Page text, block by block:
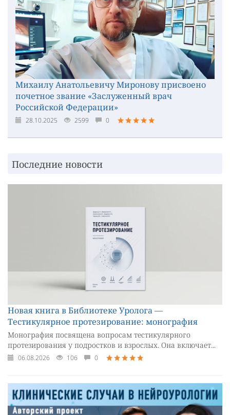
Михаилу Анатольевичу Миронову присвоено
почетное звание «Заслуженный врач
Российской Федерации»
28.10.2025 2599 0
Последние новости
Новая книга в Библиотеке Уролога —
Тестикулярное протезирование: монография
Монография посвящена вопросам тестикулярного
протезирования у подростков и взрослых. Она включает...
06.08.2026 106 0